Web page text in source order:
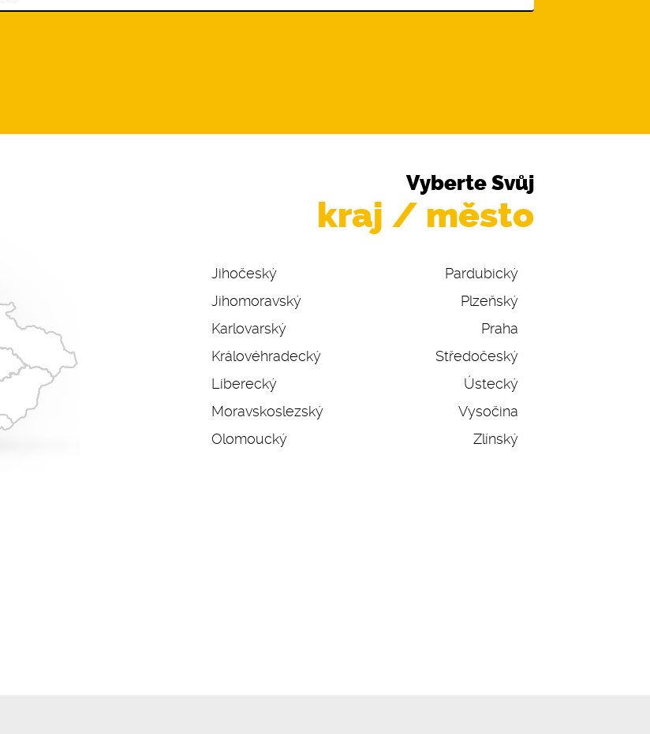
Vyberte Svůj
kraj / město
Jihočeský
Jihomoravský
Karlovarský
Královéhradecký
Liberecký
Moravskoslezský
Olomoucký
Pardubický
Plzeňský
Praha
Středočeský
Ústecký
Vysočina
Zlínský